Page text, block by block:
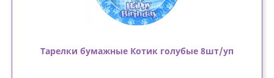
Тарелки бумажные Котик голубые 8шт/уп